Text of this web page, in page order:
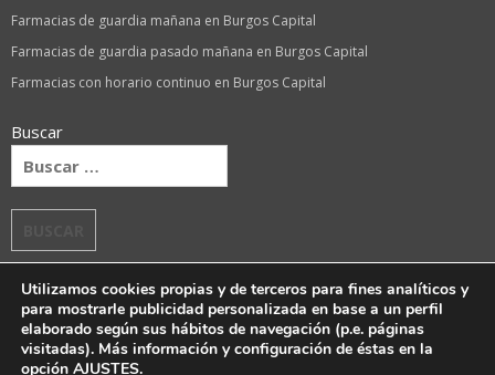
Farmacias de guardia mañana en Burgos Capital
Farmacias de guardia pasado mañana en Burgos Capital
Farmacias con horario continuo en Burgos Capital
Buscar
Buscar:
Utilizamos cookies propias y de terceros para fines analíticos y
para mostrarle publicidad personalizada en base a un perfil
elaborado según sus hábitos de navegación (p.e. páginas
visitadas). Más información y configuración de éstas en la
opción AJUSTES.